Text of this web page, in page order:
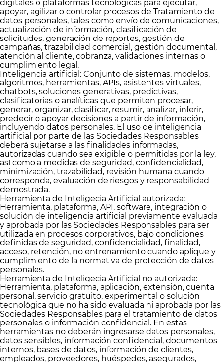
digitales o plataformas tecnológicas para ejecutar,
apoyar, agilizar o controlar procesos de Tratamiento de
datos personales, tales como envío de comunicaciones,
actualización de información, clasificación de
solicitudes, generación de reportes, gestión de
campañas, trazabilidad comercial, gestión documental,
atención al cliente, cobranza, validaciones internas o
cumplimiento legal.
Inteligencia artificial: Conjunto de sistemas, modelos,
algoritmos, herramientas, APIs, asistentes virtuales,
chatbots, soluciones generativas, predictivas,
clasificatorias o analíticas que permiten procesar,
generar, organizar, clasificar, resumir, analizar, inferir,
predecir o apoyar decisiones a partir de información,
incluyendo datos personales. El uso de inteligencia
artificial por parte de las Sociedades Responsables
deberá sujetarse a las finalidades informadas,
autorizadas cuando sea exigible o permitidas por la ley,
así como a medidas de seguridad, confidencialidad,
minimización, trazabilidad, revisión humana cuando
corresponda, evaluación de riesgos y responsabilidad
demostrada.
Herramienta de Inteligecia Artificial autorizada:
Herramienta, plataforma, API, software, integración o
solución de inteligencia artificial previamente evaluada
y aprobada por las Sociedades Responsables para ser
utilizada en procesos corporativos, bajo condiciones
definidas de seguridad, confidencialidad, finalidad,
acceso, retención, no entrenamiento cuando aplique y
cumplimiento de la normativa de protección de datos
personales.
Herramienta de Inteligecia Artificial no autorizada:
Herramienta, plataforma, aplicación, extensión, cuenta
personal, servicio gratuito, experimental o solución
tecnológica que no ha sido evaluada ni aprobada por las
Sociedades Responsables para el tratamiento de datos
personales o información confidencial. En estas
herramientas no deberán ingresarse datos personales,
datos sensibles, información confidencial, documentos
internos, bases de datos, información de clientes,
empleados, proveedores, huéspedes, asegurados,